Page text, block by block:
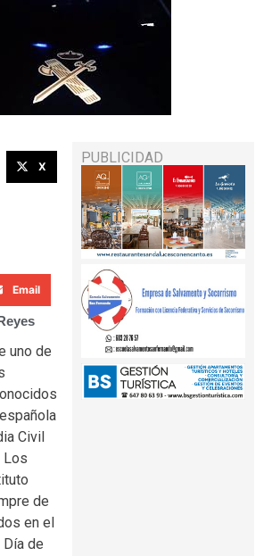
X
Email
uno de
Civil
Los
de
en el
de
PUBLICIDAD